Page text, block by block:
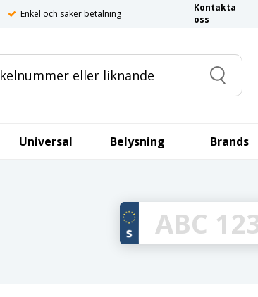
Enkel och säker betalning
Kontakta
oss
Search
Universal Belysning Brands